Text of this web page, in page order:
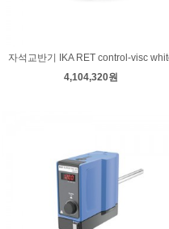
자석교반기 IKA RET control-visc
4,104,320원